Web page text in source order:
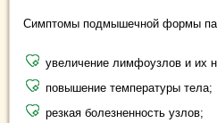
Симптомы подмышечной формы
увеличение лимфоузлов и их
повышение температуры тела;
резкая болезненность узлов;